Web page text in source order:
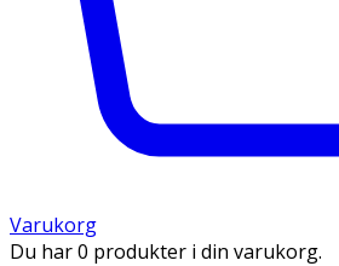
Varukorg
Du har 0 produkter i din varukorg.